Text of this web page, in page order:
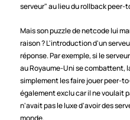
serveur" au lieu du rollback peer-
Mais son puzzle de netcode lui
raison ? L'introduction d'un
réponse. Par exemple, si le
au Royaume-Uni se combattent,
simplement les faire jouer peer-
également exclu car il ne voulait
n'avait pas le luxe d'avoir des